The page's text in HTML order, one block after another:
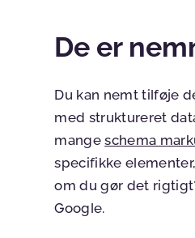
De er
Du kan nemt tilføje
med struktureret
mangeschema
specifikke
om du gør det
Google.